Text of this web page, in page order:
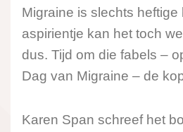
Migraine is slechts
aspirientje kan het toch
dus. Tijd om die fabels –
Dag van Migraine – de
Karen Span schreef het